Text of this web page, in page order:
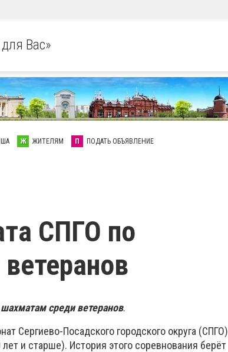
Вас»
Ж ЖИТЕЛЯМ П ПОДАТЬ ОБЪЯВЛЕНИЕ
СПГО по
среди ветеранов.
Сергиево-Посадского городского округа (СПГО)
и старше). История этого соревнования берёт